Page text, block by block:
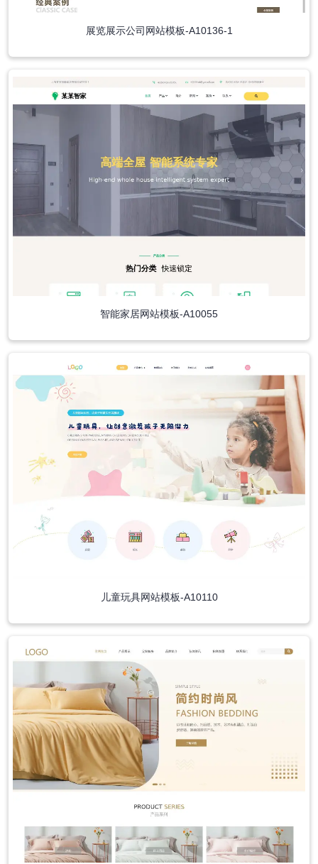
展览展示公司网站模板-A10136-1
智能家居网站模板-A10055
儿童玩具网站模板-A10110